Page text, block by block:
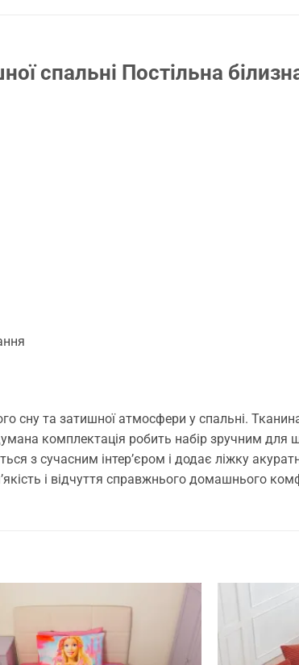
спальні Постільна
сну та затишної атмосфери у спальні.
комплектація робить набір зручним для
з сучасним інтер’єром і додає ліжку
і відчуття справжнього домашнього